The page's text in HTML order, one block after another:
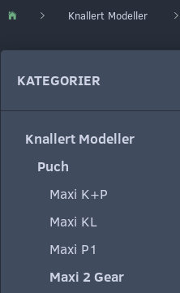
Knallert Modeller
KATEGORIER
Knallert Modeller
Puch
Maxi K+P
Maxi KL
Maxi P1
Maxi 2 Gear